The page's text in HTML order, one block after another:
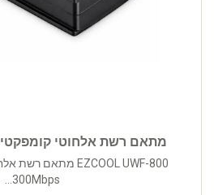
מתאם רשת אלחוטי קומפקטי 2.4G בחיבור USB
300Mbps...